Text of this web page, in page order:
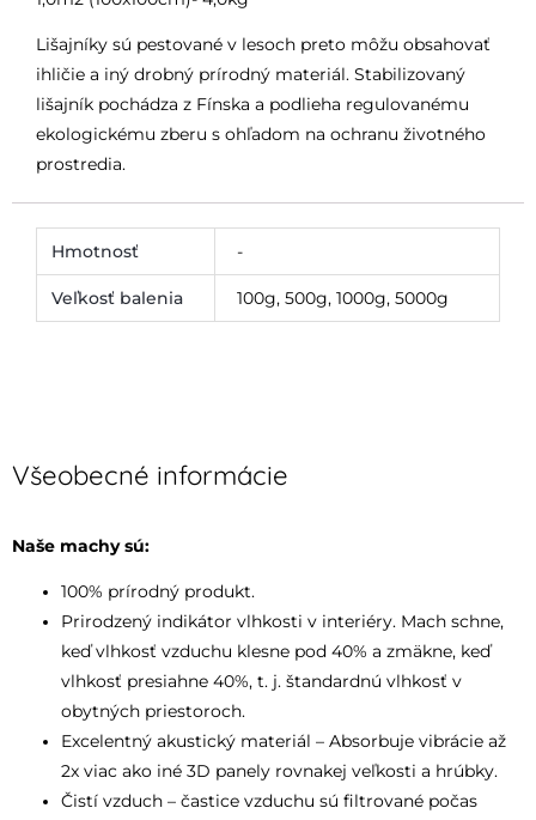
Lišajníky sú pestované v lesoch preto môžu obsahovať
ihličie a iný drobný prírodný materiál. Stabilizovaný
lišajník pochádza z Fínska a podlieha regulovanému
ekologickému zberu s ohľadom na ochranu životného
prostredia.
Hmotnosť -
Veľkosť balenia 100g, 500g, 1000g, 5000g
Všeobecné informácie
Naše machy sú:
100% prírodný produkt.
Prirodzený indikátor vlhkosti v interiéry. Mach schne,
keď vlhkosť vzduchu klesne pod 40% a zmäkne, keď
vlhkosť presiahne 40%, t. j. štandardnú vlhkosť v
obytných priestoroch.
Excelentný akustický materiál – Absorbuje vibrácie až
2x viac ako iné 3D panely rovnakej veľkosti a hrúbky.
Čistí vzduch – častice vzduchu sú filtrované počas